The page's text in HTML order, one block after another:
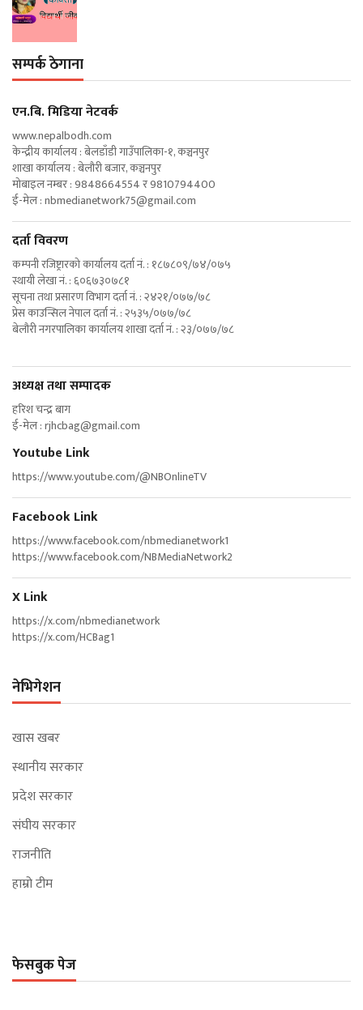
सम्पर्क ठेगाना
एन‍.बि. मिडिया नेटवर्क
www.nepalbodh.com
केन्द्रीय कार्यालय : बेलडाँडी गाउँपालिका-१, कञ्चनपुर
शाखा कार्यालय : बेलौरी बजार, कञ्चनपुर
मोबाइल नम्बर : 9848664554 र 9810794400
ई-मेल :nbmedianetwork75@gmail.com
दर्ता विवरण
कम्पनी रजिष्ट्रारको कार्यालय दर्ता नं. : १८७८०९/७४/०७५
स्थायी लेखा नं. : ६०६७३०७८१
सूचना तथा प्रसारण विभाग दर्ता नं. : २४२१/०७७/७८
प्रेस काउन्सिल नेपाल दर्ता नं. : २५३५/०७७/७८
बेलौरी नगरपालिका कार्यालय शाखा दर्ता नं. : २३/०७७/७८
अध्यक्ष तथा सम्पादक
हरिश चन्द्र बाग
ई-मेल :rjhcbag@gmail.com
Youtube Link
https://www.youtube.com/@NBOnlineTV
Facebook Link
https://www.facebook.com/nbmedianetwork1
https://www.facebook.com/NBMediaNetwork2
X Link
https://x.com/nbmedianetwork
https://x.com/HCBag1
नेभिगेशन
खास खबर
स्थानीय सरकार
प्रदेश सरकार
संघीय सरकार
राजनीति
हाम्रो टीम
फेसबुक पेज